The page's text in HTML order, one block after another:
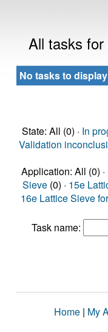
All tasks
No tasks to display
State: All (0) · In
Validation
Application: All (0) ·
Sieve (0) · 15e
16e Lattice Sieve
Task name:
Home | My